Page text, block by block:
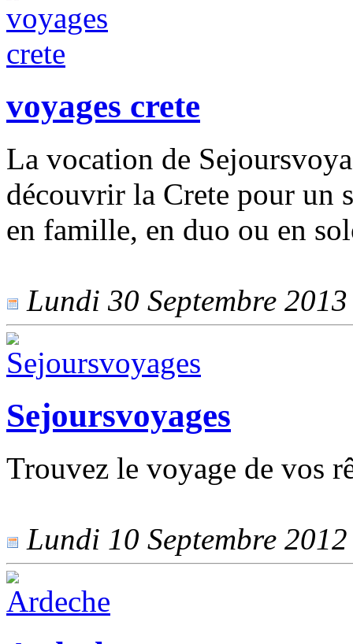
voyages crete
La vocation de
découvrir la Crete pour un
en famille, en duo ou en
Lundi 30 Septembre
Sejoursvoyages
Trouvez le voyage de vos
Lundi 10 Septembre